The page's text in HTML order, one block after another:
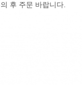
후 주문 바랍니다.